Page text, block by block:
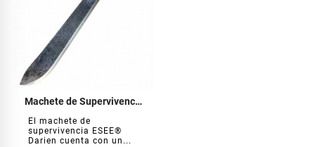
Machete de Supervivencia Darién
El machete de
supervivencia ESEE®
Darien cuenta con un...